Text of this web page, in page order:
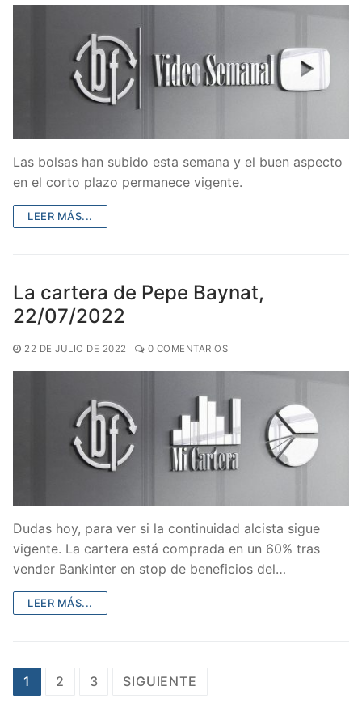
Las bolsas han subido esta semana y el buen aspecto
en el corto plazo permanece vigente.
LEER MÁS...
La cartera de Pepe Baynat,
22/07/2022
22 DE JULIO DE 2022 0 COMENTARIOS
Dudas hoy, para ver si la continuidad alcista sigue
vigente. La cartera está comprada en un 60% tras
vender Bankinter en stop de beneficios del…
LEER MÁS...
Paginación
1 2 3 SIGUIENTE